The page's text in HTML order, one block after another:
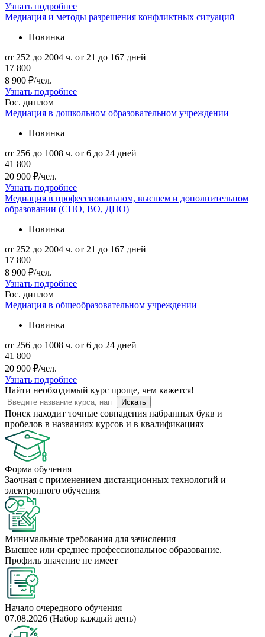
Узнать подробнее
Медиация и методы разрешения конфликтных ситуаций
Новинка
от 252 до 2004 ч. от 21 до 167 дней
17 800
8 900 ₽/чел.
Узнать подробнее
Гос. диплом
Медиация в дошкольном образовательном учреждении
Новинка
от 256 до 1008 ч. от 6 до 24 дней
41 800
20 900 ₽/чел.
Узнать подробнее
Медиация в профессиональном, высшем и дополнительном
образовании (СПО, ВО, ДПО)
Новинка
от 252 до 2004 ч. от 21 до 167 дней
17 800
8 900 ₽/чел.
Узнать подробнее
Гос. диплом
Медиация в общеобразовательном учреждении
Новинка
от 256 до 1008 ч. от 6 до 24 дней
41 800
20 900 ₽/чел.
Узнать подробнее
Найти необходимый курс проще, чем кажется!
Искать
Поиск находит точные совпадения набранных букв и
пробелов в названиях курсов и в квалификациях
Форма обучения
Заочная с применением дистанционных технологий и
электронного обучения
Минимальные требования для зачисления
Высшее или среднее профессиональное образование.
Профиль значение не имеет
Начало очередного обучения
07.08.2026 (Набор каждый день)